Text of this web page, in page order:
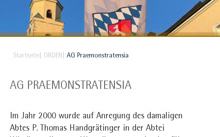
Startseite ORDEN AG Praemonstratensia
AG PRAEMONSTRATENSIA
Im Jahr 2000 wurde auf Anregung des damaligen
Abtes P. Thomas Handgrätinger in der Abtei